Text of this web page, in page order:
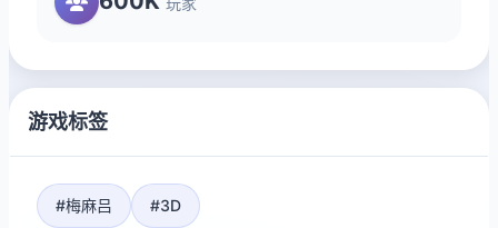
游戏标签
#梅麻吕 #3D